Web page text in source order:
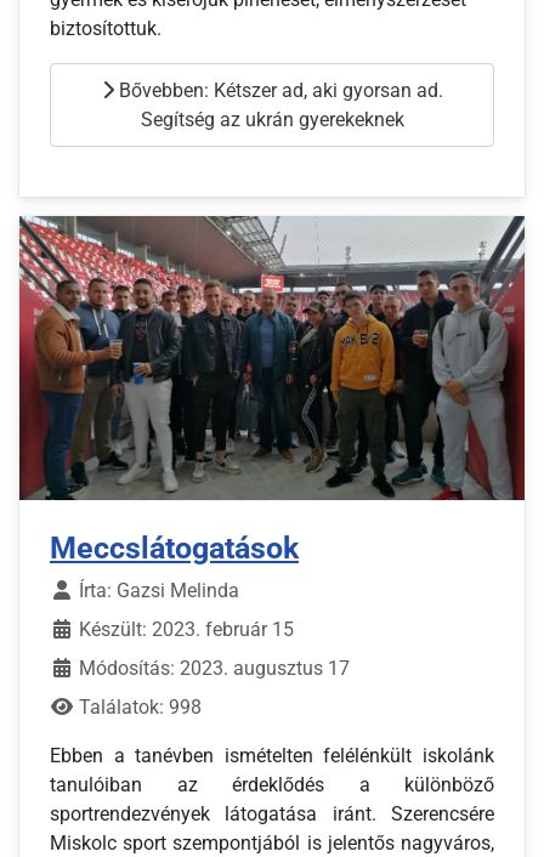
biztosítottuk.
Bővebben: Kétszer ad, aki gyorsan ad.
Segítség az ukrán gyerekeknek
Meccslátogatások
Írta: Gazsi Melinda
Készült: 2023. február 15
Módosítás: 2023. augusztus 17
Találatok: 998
Ebben a tanévben ismételten felélénkült iskolánk
tanulóiban az érdeklődés a különböző
sportrendezvények látogatása iránt. Szerencsére
Miskolc sport szempontjából is jelentős nagyváros,